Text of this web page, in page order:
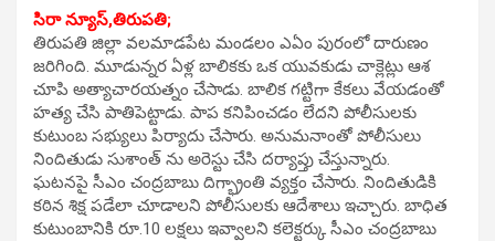
సిరా న్యూస్,తిరుపతి;
తిరుపతి జిల్లా వలమాడపేట మండలం ఎఏం పురంలో దారుణం
జరిగింది. మూడున్నర ఏళ్ల బాలికకు ఒక యువకుడు చాక్లెట్లు ఆశ
చూపి అత్యాచారయత్నం చేసాడు. బాలిక గట్టిగా కేకలు వేయడంతో
హత్య చేసి పాతిపెట్టాడు. పాప కనిపించడం లేదని పోలీసులకు
కుటుంబ సభ్యులు పిర్యాదు చేసారు. అనుమనాంతో పోలీసులు
నిందితుడు సుశాంత్ ను అరెస్టు చేసి దర్యాప్తు చేస్తున్నారు.
ఘటనపై సీఎం చంద్రబాబు దిగ్భ్రాంతి వ్యక్తం చేసారు. నిందితుడికి
కఠిన శిక్ష పడేలా చూడాలని పోలీసులకు ఆదేశాలు ఇచ్చారు. బాధిత
కుటుంబానికి రూ.10 లక్షలు ఇవ్వాలని కలెక్టర్కు సీఎం చంద్రబాబు